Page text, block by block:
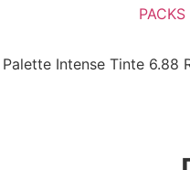
PACKS
Intense Tinte 6.88